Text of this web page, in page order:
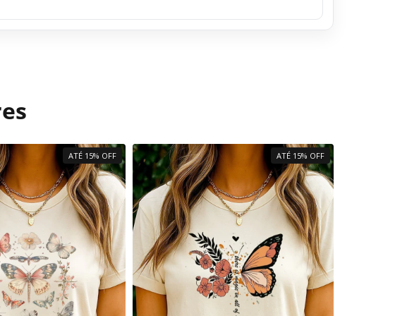
ATÉ 15% OFF ATÉ 15% OFF